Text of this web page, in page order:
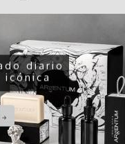
diario
icónica
de culto"
cosmética